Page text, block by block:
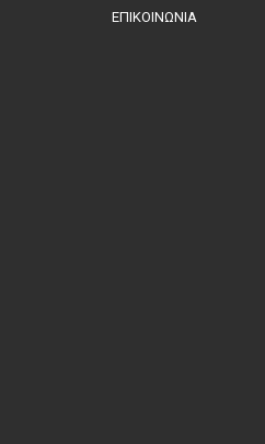
ΕΠΙΚΟΙΝΩΝΙΑ